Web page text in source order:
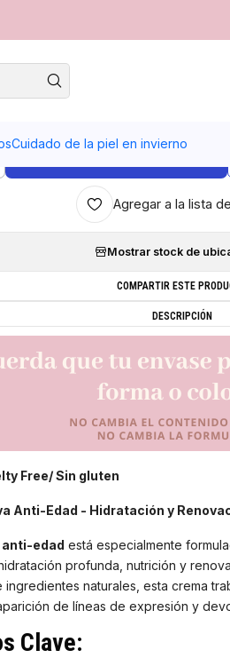
Cuidado de la piel en invierno
Crema de rostro
Agregar a la lista
Mostrar stock de
COMPARTIR ESTE
DESCRIPCIÓN
Free/ Sin gluten
Anti-Edad - Hidratación y
edad está especialmente
profunda, nutrición y
ingredientes naturales, esta crema
de líneas de expresión y
Clave: